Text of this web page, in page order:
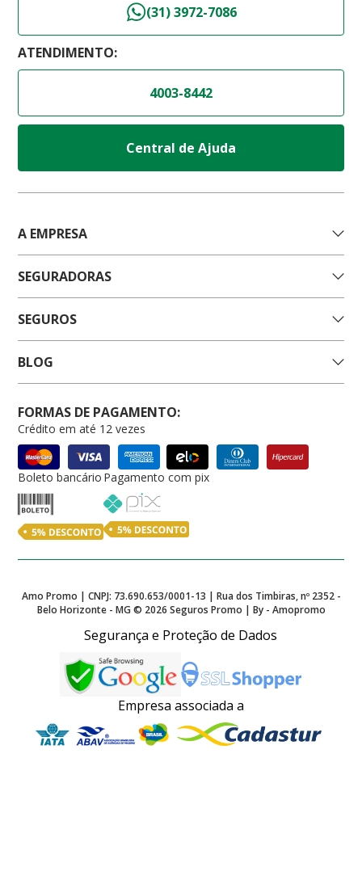
(31) 3972-7086
ATENDIMENTO:
4003-8442
Central de Ajuda
A EMPRESA
SEGURADORAS
SEGUROS
BLOG
FORMAS DE PAGAMENTO:
Crédito em até 12 vezes
Boleto bancário Pagamento com pix
Amo Promo | CNPJ: 73.690.653/0001-13 | Rua dos Timbiras, nº 2352 -
Belo Horizonte - MG © 2026 Seguros Promo | By - Amopromo
Segurança e Proteção de Dados
Empresa associada a